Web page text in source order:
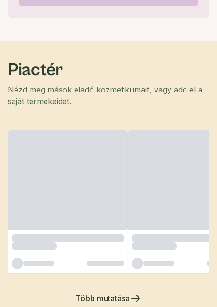
Piactér
Nézd meg mások eladó kozmetikumait, vagy add el a
saját termékeidet.
Több mutatása